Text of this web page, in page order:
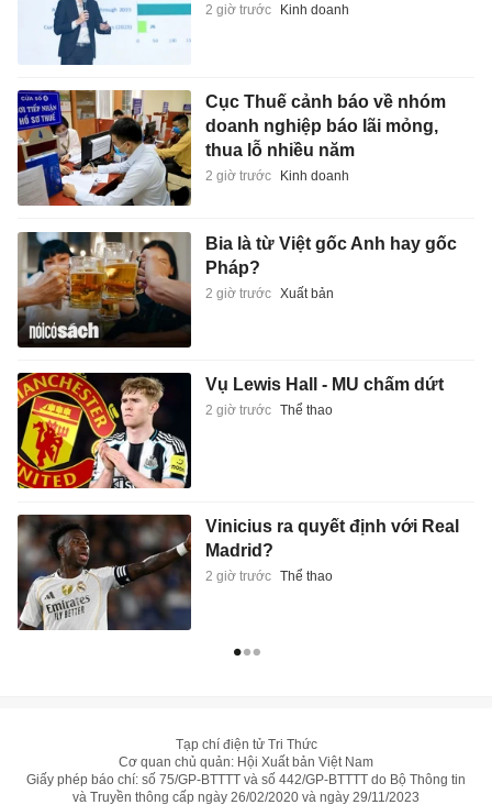
2 giờ trước Kinh doanh
Cục Thuế cảnh báo về nhóm
doanh nghiệp báo lãi mỏng,
thua lỗ nhiều năm
2 giờ trước Kinh doanh
Bia là từ Việt gốc Anh hay gốc
Pháp?
2 giờ trước Xuất bản
Vụ Lewis Hall - MU chấm dứt
2 giờ trước Thể thao
Vinicius ra quyết định với Real
Madrid?
2 giờ trước Thể thao
Tạp chí điện tử Tri Thức
Cơ quan chủ quản: Hội Xuất bản Việt Nam
Giấy phép báo chí: số 75/GP-BTTTT và số 442/GP-BTTTT do Bộ Thông tin
và Truyền thông cấp ngày 26/02/2020 và ngày 29/11/2023